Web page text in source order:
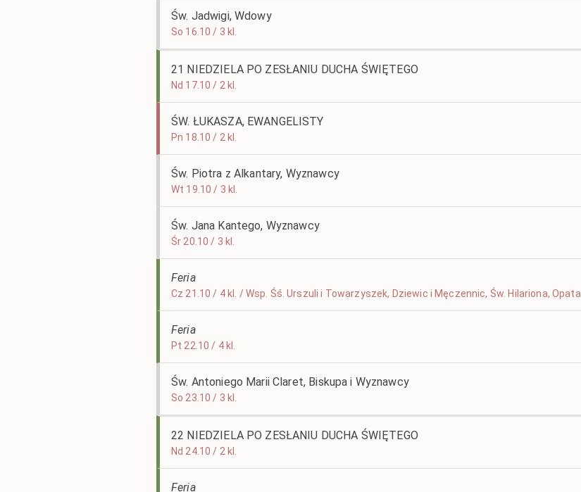
Św. Jadwigi, Wdowy
So 16.10 / 3 kl.
21 NIEDZIELA PO ZESŁANIU DUCHA ŚWIĘTEGO
Nd 17.10 / 2 kl.
ŚW. ŁUKASZA, EWANGELISTY
Pn 18.10 / 2 kl.
Św. Piotra z Alkantary, Wyznawcy
Wt 19.10 / 3 kl.
Św. Jana Kantego, Wyznawcy
Śr 20.10 / 3 kl.
Feria
Cz 21.10 / 4 kl. / Wsp. Śś. Urszuli i Towarzyszek, Dziewic i Męczennic, Św. Hilariona, Opata
Feria
Pt 22.10 / 4 kl.
Św. Antoniego Marii Claret, Biskupa i Wyznawcy
So 23.10 / 3 kl.
22 NIEDZIELA PO ZESŁANIU DUCHA ŚWIĘTEGO
Nd 24.10 / 2 kl.
Feria